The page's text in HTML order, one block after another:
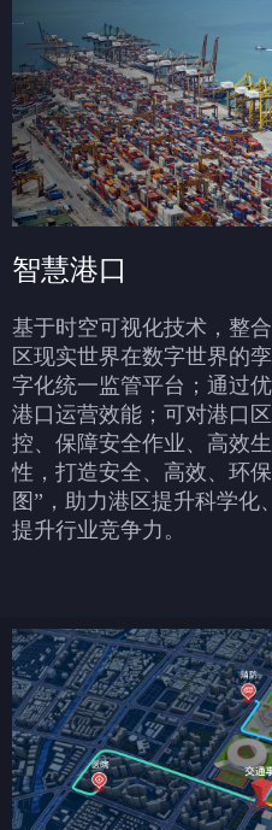
智慧港口
基于时空可视化技术，整
区现实世界在数字世界的
字化统一监管平台；通过
港口运营效能；可对港口
控、保障安全作业、高效
性，打造安全、高效、环
图”，助力港区提升科学化
提升行业竞争力。